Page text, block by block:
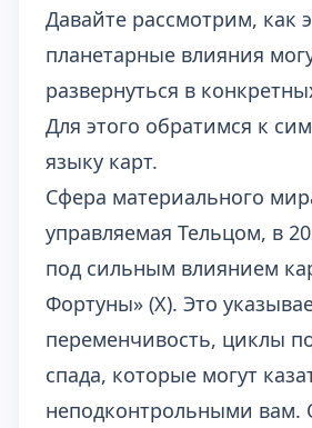
Давайте рассмотрим, как
планетарные влияния
развернуться в
Для этого обратимся к
языку карт.
Сфера материального
управляемая Тельцом, в
под сильным влиянием
Фортуны» (X). Это
переменчивость, циклы
спада, которые могут
неподконтрольными вам.